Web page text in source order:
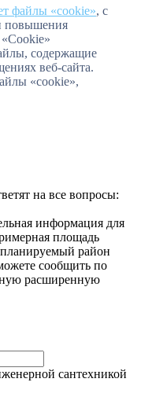
файлы «cookie», с
повышения
содержащие
веб-сайта.
«cookie»,
на все вопросы:
информация для
площадь
планируемый район
сообщить по
расширенную
сантехникой